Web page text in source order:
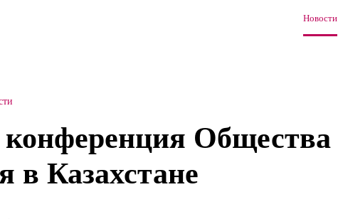
Новости
Общества
в Казахстане